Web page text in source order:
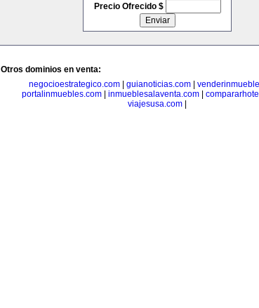
Precio Ofrecido $
Otros dominios en venta:
negocioestrategico.com| guianoticias.com|
portalinmuebles.com
inmueblesalaventa.com
viajesusa.com